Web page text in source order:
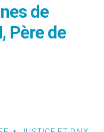
de
Père de